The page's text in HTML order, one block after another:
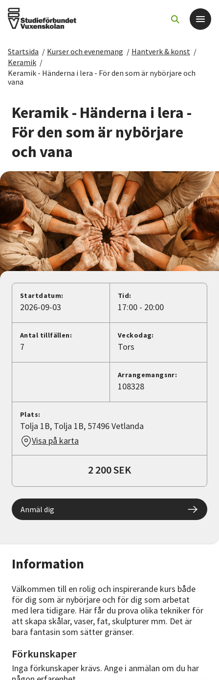
Det här gör vi
Sök kurser och evenemang
Om SV
Starta studiecirkel
Cirkelledare
Nyheter
Avdelningar
Lyssna
Startsida / Kurser och evenemang / Hantverk & konst /
Keramik /
Keramik - Händerna i lera - För den som är nybörjare och
vana
Keramik - Händerna i lera -
För den som är nybörjare
och vana
Information
Välkommen till en rolig och inspirerande kurs både
för dig som är nybörjare och för dig som arbetat
med lera tidigare. Här får du prova olika tekniker för
att skapa skålar, vaser, fat, skulpturer mm. Det är
bara fantasin som sätter gränser.
Förkunskaper
Inga förkunskaper krävs. Ange i anmälan om du har
Startdatum:
2026-09-03
Tid:
17:00 - 20:00
Antal tillfällen:
7
Veckodag:
Tors
Arrangemangsnr:
108328
Plats:
Tolja 1B, Tolja 1B, 57496 Vetlanda
Visa på karta
2 200 SEK
Anmäl dig